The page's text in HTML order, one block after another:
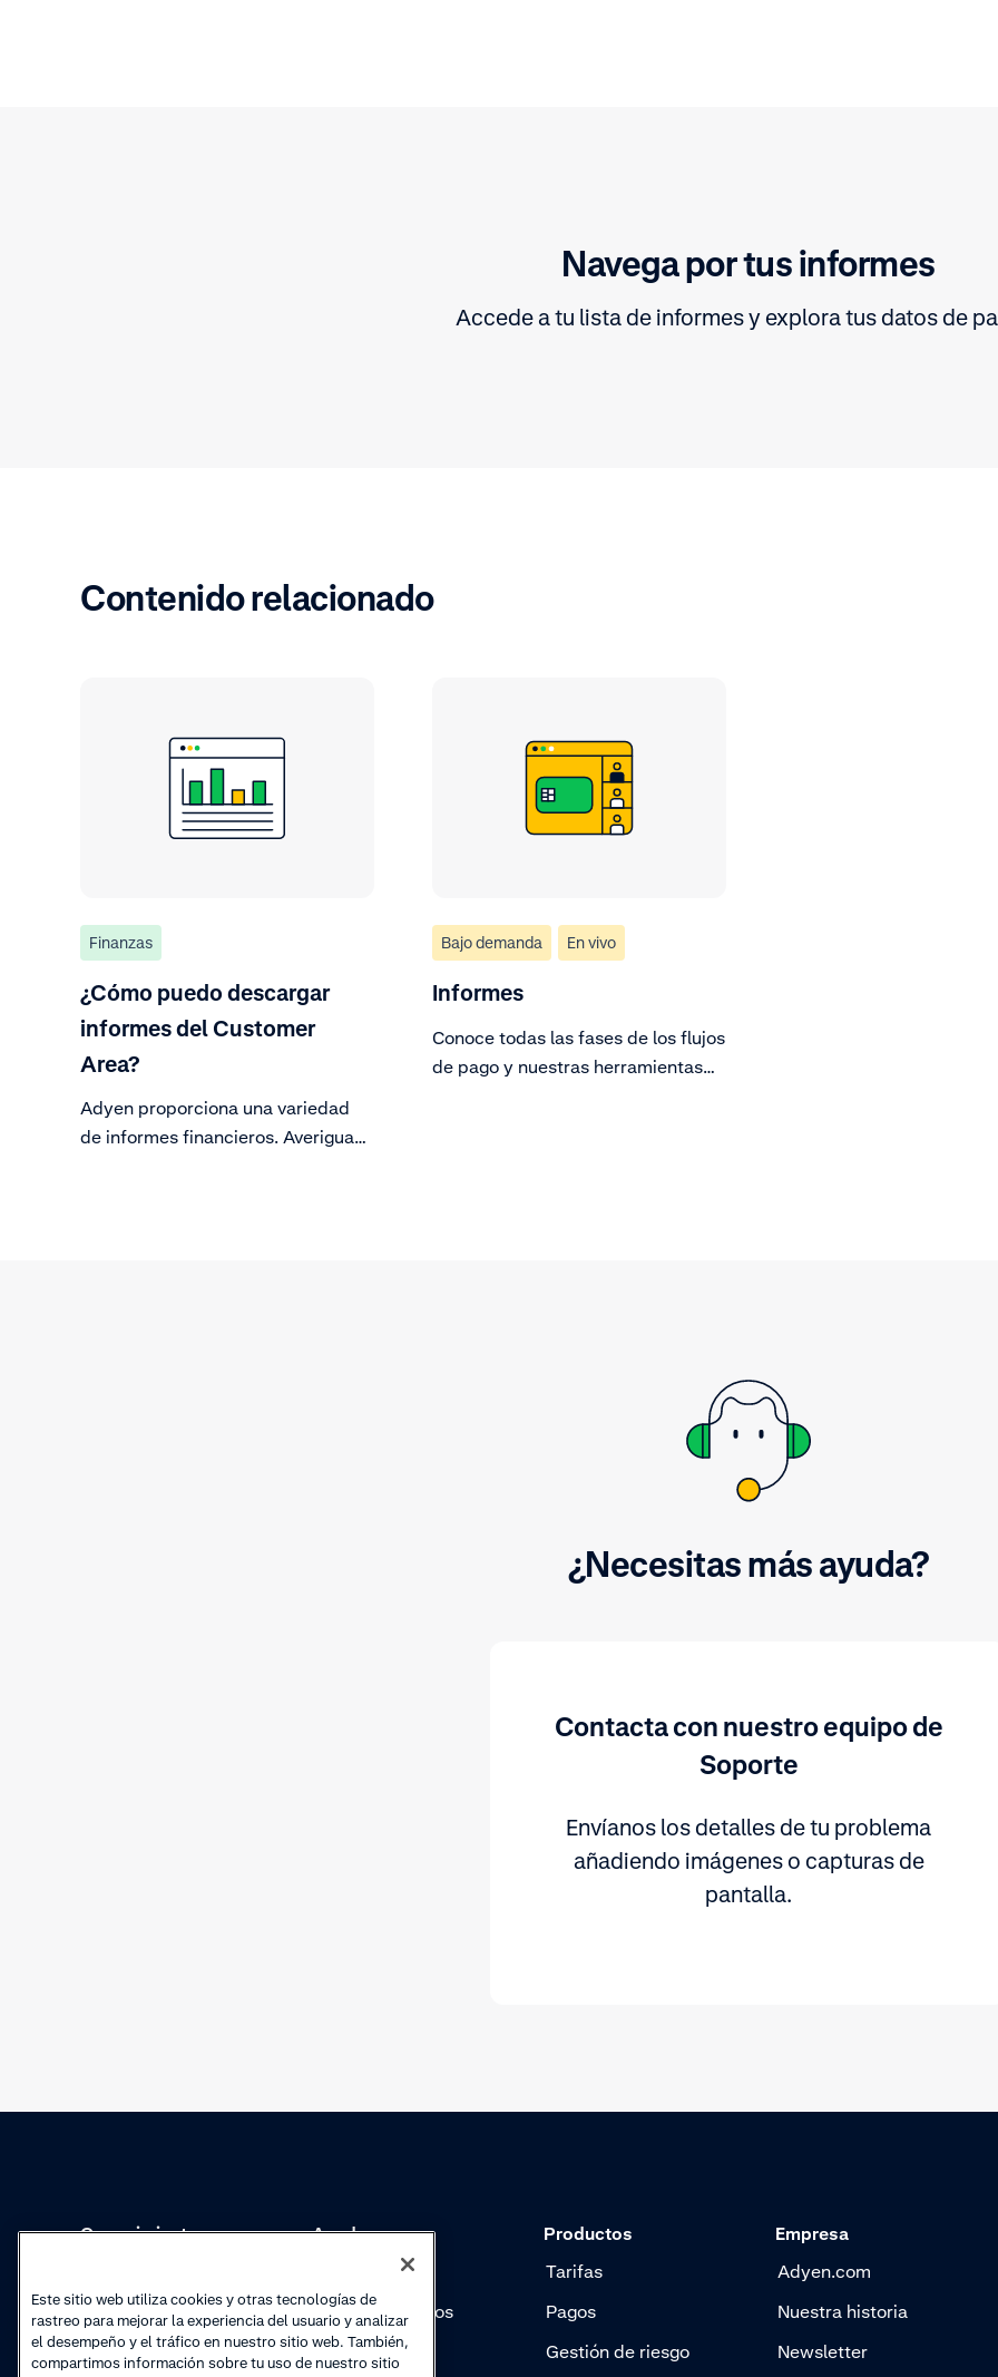
Navega por tus informes
Accede a tu lista de informes y explora tus datos de
Contenido relacionado
Finanzas
¿Cómo puedo descargar
informes del Customer
Area?
Adyen proporciona una variedad
de informes financieros. Averigua
Bajo demanda En vivo
Informes
Conoce todas las fases de los flujos
de pago y nuestras herramientas
¿Necesitas más ayuda?
Contacta con nuestro equipo de
Soporte
Envíanos los detalles de tu problema
añadiendo imágenes o capturas de
pantalla.
Conocimientos
Actualizaciones de
productos
Academy
Vídeos prácticos
Productos
Tarifas
Pagos
Gestión de riesgo
Empresa
Adyen.com
Nuestra historia
Newsletter
Este sitio web utiliza cookies y otras tecnologías de
rastreo para mejorar la experiencia del usuario y analizar
el desempeño y el tráfico en nuestro sitio web. También,
compartimos información sobre tu uso de nuestro sitio